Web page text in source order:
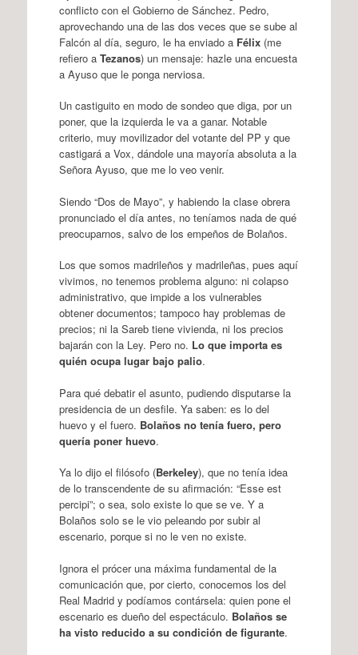
conflicto con el Gobierno de Sánchez. Pedro,
aprovechando una de las dos veces que se sube al
Falcón al día, seguro, le ha enviado a Félix(me
refiero a Tezanos) un mensaje: hazle una encuesta
a Ayuso que le ponga nerviosa.
Un castiguito en modo de sondeo que diga, por un
poner, que la izquierda le va a ganar. Notable
criterio, muy movilizador del votante del PP y que
castigará a Vox, dándole una mayoría absoluta a la
Señora Ayuso, que me lo veo venir.
Siendo “Dos de Mayo”, y habiendo la clase obrera
pronunciado el día antes, no teníamos nada de qué
preocuparnos, salvo de los empeños de Bolaños.
Los que somos madrileños y madrileñas, pues aquí
vivimos, no tenemos problema alguno: ni colapso
administrativo, que impide a los vulnerables
obtener documentos; tampoco hay problemas de
precios; ni la Sareb tiene vivienda, ni los precios
bajarán con la Ley. Pero no. Lo que importa es
quién ocupa lugar bajo palio.
Para qué debatir el asunto, pudiendo disputarse la
presidencia de un desfile. Ya saben: es lo del
huevo y el fuero. Bolaños no tenía fuero, pero
quería poner huevo.
Ya lo dijo el filósofo (Berkeley), que no tenía idea
de lo transcendente de su afirmación: “Esse est
percipi”; o sea, solo existe lo que se ve. Y a
Bolaños solo se le vio peleando por subir al
escenario, porque si no le ven no existe.
Ignora el prócer una máxima fundamental de la
comunicación que, por cierto, conocemos los del
Real Madrid y podíamos contársela: quien pone el
escenario es dueño del espectáculo. Bolaños se
ha visto reducido a su condición de figurante.